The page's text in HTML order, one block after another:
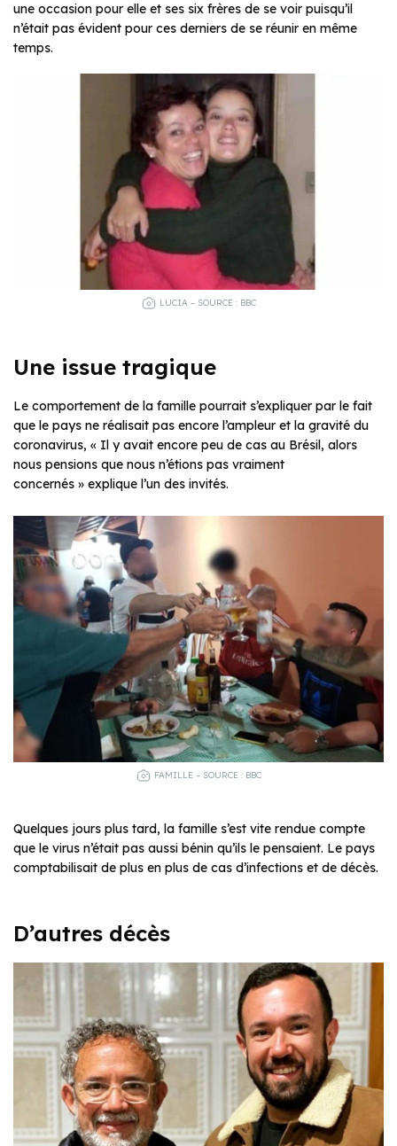
une occasion pour elle et ses six frères de se voir puisqu’il
n’était pas évident pour ces derniers de se réunir en même
temps.
LUCIA – SOURCE : BBC
Une issue tragique
Le comportement de la famille pourrait s’expliquer par le fait
que le pays ne réalisait pas encore l’ampleur et la gravité du
coronavirus, « Il y avait encore peu de cas au Brésil, alors
nous pensions que nous n’étions pas vraiment
concernés » explique l’un des invités.
FAMILLE – SOURCE : BBC
Quelques jours plus tard, la famille s’est vite rendue compte
que le virus n’était pas aussi bénin qu’ils le pensaient. Le pays
comptabilisait de plus en plus de cas d’infections et de décès.
D’autres décès